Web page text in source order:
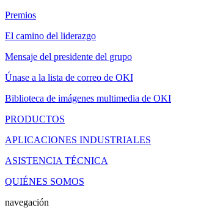
Premios
El camino del liderazgo
Mensaje del presidente del grupo
Únase a la lista de correo de OKI
Biblioteca de imágenes multimedia de OKI
PRODUCTOS
APLICACIONES INDUSTRIALES
ASISTENCIA TÉCNICA
QUIÉNES SOMOS
navegación